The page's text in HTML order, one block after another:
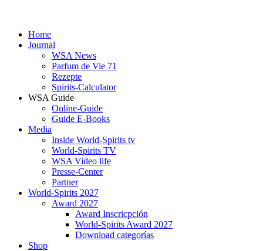
Home
Journal
WSA News
Parfum de Vie 71
Rezepte
Spirits-Calculator
WSA Guide
Online-Guide
Guide E-Books
Media
Inside World-Spirits tv
World-Spirits TV
WSA Video life
Presse-Center
Partner
World-Spirits 2027
Award 2027
Award Inscricpción
World-Spirits Award 2027
Download categorías
Shop